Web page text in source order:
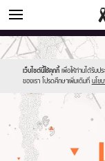
ดูดวง
เว็บไซต์นี้ใช้คุกกี้ เพื่อให้ท่านได้รับป
ของเรา โปรดศึกษาเพิ่มเติมที่ นโย
Sanook
//s.isanook.com/sr/0/
new-
sanook.png
600
60
//s.isanook.com/ho/0/
horoscope-
thursday.jpg